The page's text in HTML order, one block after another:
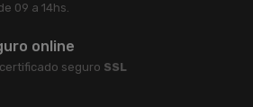
09 a 14hs.
online
seguro SSL